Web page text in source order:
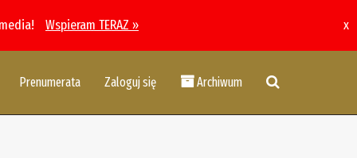
Wspieram TERAZ » x
Prenumerata Zaloguj się Archiwum